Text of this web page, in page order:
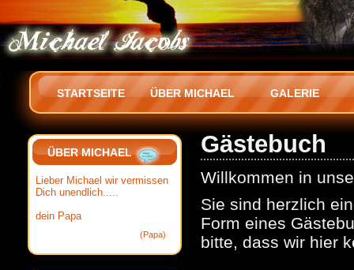
STARTSEITE ÜBER MICHAEL GALERIE
Gästebuch
Willkommen in
Sie sind herzlich
Form eines
bitte, dass wir hier
ÜBER MICHAEL
Lieber Michael wir vermissen
Dich unendlich.....
dein Papa
(Papa)